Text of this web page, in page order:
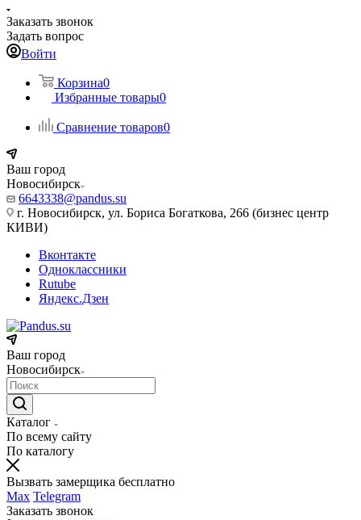
Заказать звонок
Задать вопрос
Войти
Корзина0
Избранные товары0
Сравнение товаров0
Ваш город
Новосибирск
6643338@pandus.su
г. Новосибирск, ул. Бориса Богаткова, 266 (бизнес центр
КИВИ)
Вконтакте
Одноклассники
Rutube
Яндекс.Дзен
Ваш город
Новосибирск
Каталог
По всему сайту
По каталогу
Вызвать замерщика бесплатно
Max Telegram
Заказать звонок